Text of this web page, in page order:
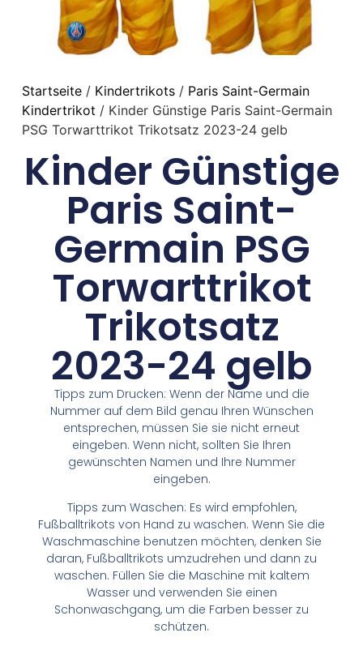
Startseite/ Kindertrikots/ Paris Saint-Germain
Kindertrikot / Kinder Günstige Paris Saint-Germain
PSG Torwarttrikot Trikotsatz 2023-24 gelb
Kinder Günstige
Paris Saint-
Germain PSG
Torwarttrikot
Trikotsatz
2023-24 gelb
Tipps zum Drucken: Wenn der Name und die
Nummer auf dem Bild genau Ihren Wünschen
entsprechen, müssen Sie sie nicht erneut
eingeben. Wenn nicht, sollten Sie Ihren
gewünschten Namen und Ihre Nummer
eingeben.
Tipps zum Waschen: Es wird empfohlen,
Fußballtrikots von Hand zu waschen. Wenn Sie die
Waschmaschine benutzen möchten, denken Sie
daran, Fußballtrikots umzudrehen und dann zu
waschen. Füllen Sie die Maschine mit kaltem
Wasser und verwenden Sie einen
Schonwaschgang, um die Farben besser zu
schützen.